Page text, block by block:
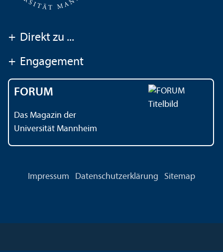
+ Direkt zu ...
+ Engagement
FORUM
Das Magazin der
Universität Mannheim
Impressum Datenschutz­erklärung Sitemap